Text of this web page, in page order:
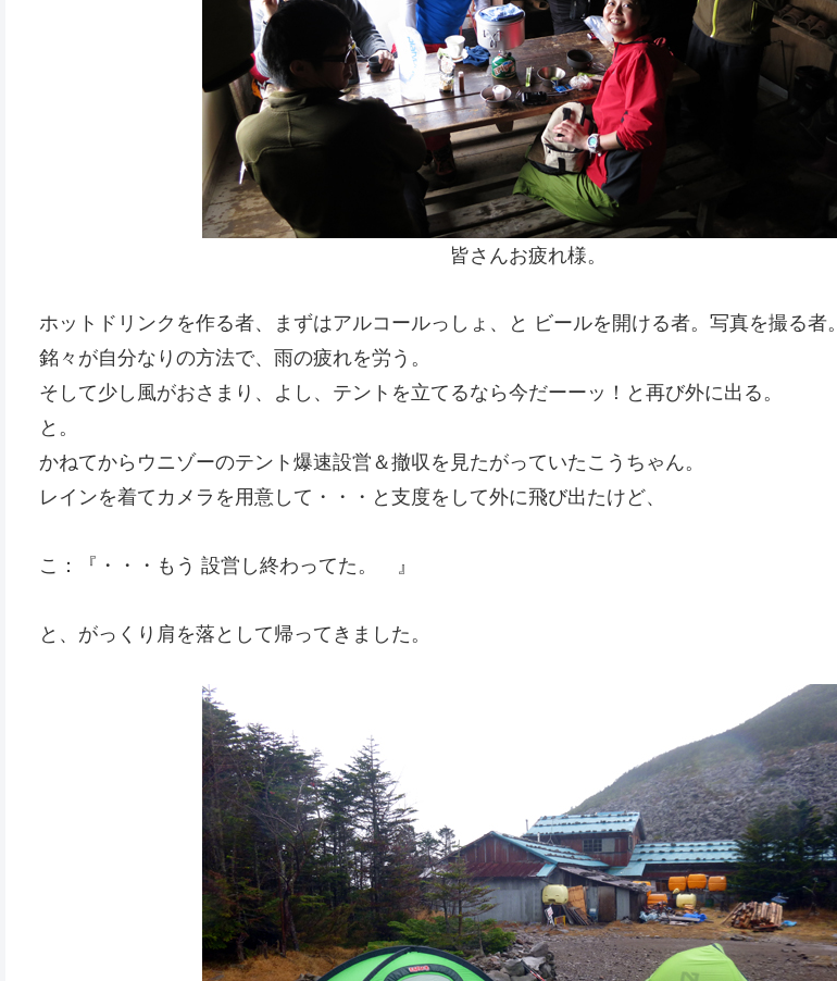
皆さんお疲れ様。
ホットドリンクを作る者、まずはアルコールっしょ、と ビールを開ける者。写真を撮る者。
銘々が自分なりの方法で、雨の疲れを労う。
そして少し風がおさまり、よし、テントを立てるなら今だーーッ！と再び外に出る。
と。
かねてからウニゾーのテント爆速設営＆撤収を見たがっていたこうちゃん。
レインを着てカメラを用意して・・・と支度をして外に飛び出たけど、
こ：『・・・もう 設営し終わってた。 』
と、がっくり肩を落として帰ってきました。